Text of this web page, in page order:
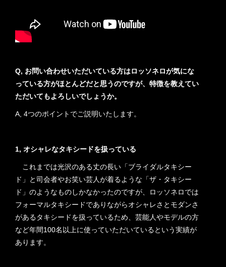
Q, お問い合わせいただいている方はロッソネロが気にな
っている方がほとんどだと思うのですが、特徴を教えてい
ただいてもよろしいでしょうか。
A, 4つのポイントでご説明いたします。
1, オシャレなタキシードを扱っている
これまでは光沢のある丈の長い「ブライダルタキシー
ド」と司会者やお笑い芸人が着るような「ザ・タキシー
ド」のようなものしかなかったのですが、ロッソネロでは
フォーマルタキシードでありながらオシャレさとモダンさ
があるタキシードを扱っているため、芸能人やモデルの方
など年間100名以上に使っていただいているという実績が
あります。